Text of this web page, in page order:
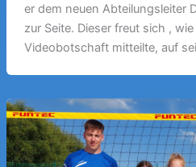
er dem neuen Abteilungsleiter
zur Seite. Dieser freut sich ,
Videobotschaft mitteilte, auf